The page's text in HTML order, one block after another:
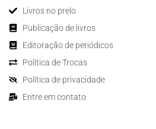
Livros no prelo
Publicação de livros
Editoração de periódicos
Política de Trocas
Política de privacidade
Entre em contato